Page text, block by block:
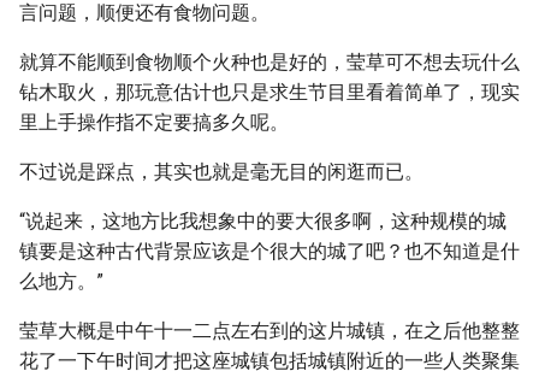
言问题，顺便还有食物问题。
就算不能顺到食物顺个火种也是好的，莹草可不想去玩什么
钻木取火，那玩意估计也只是求生节目里看着简单了，现实
里上手操作指不定要搞多久呢。
不过说是踩点，其实也就是毫无目的闲逛而已。
“说起来，这地方比我想象中的要大很多啊，这种规模的城
镇要是这种古代背景应该是个很大的城了吧？也不知道是什
么地方。”
莹草大概是中午十一二点左右到的这片城镇，在之后他整整
花了一下午时间才把这座城镇包括城镇附近的一些人类聚集